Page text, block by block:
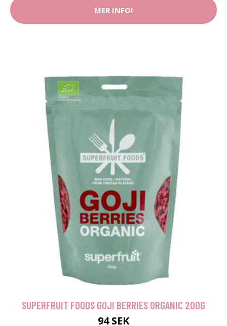
MER INFO!
SUPERFRUIT FOODS GOJI BERRIES ORGANIC 200G
94 SEK